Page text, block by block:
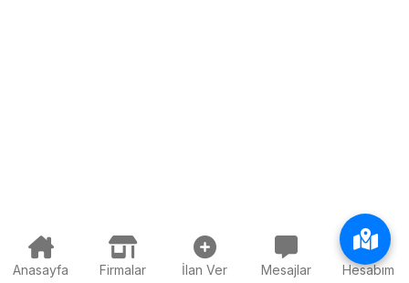
Anasayfa Firmalar İlan Ver Mesajlar Hesabım